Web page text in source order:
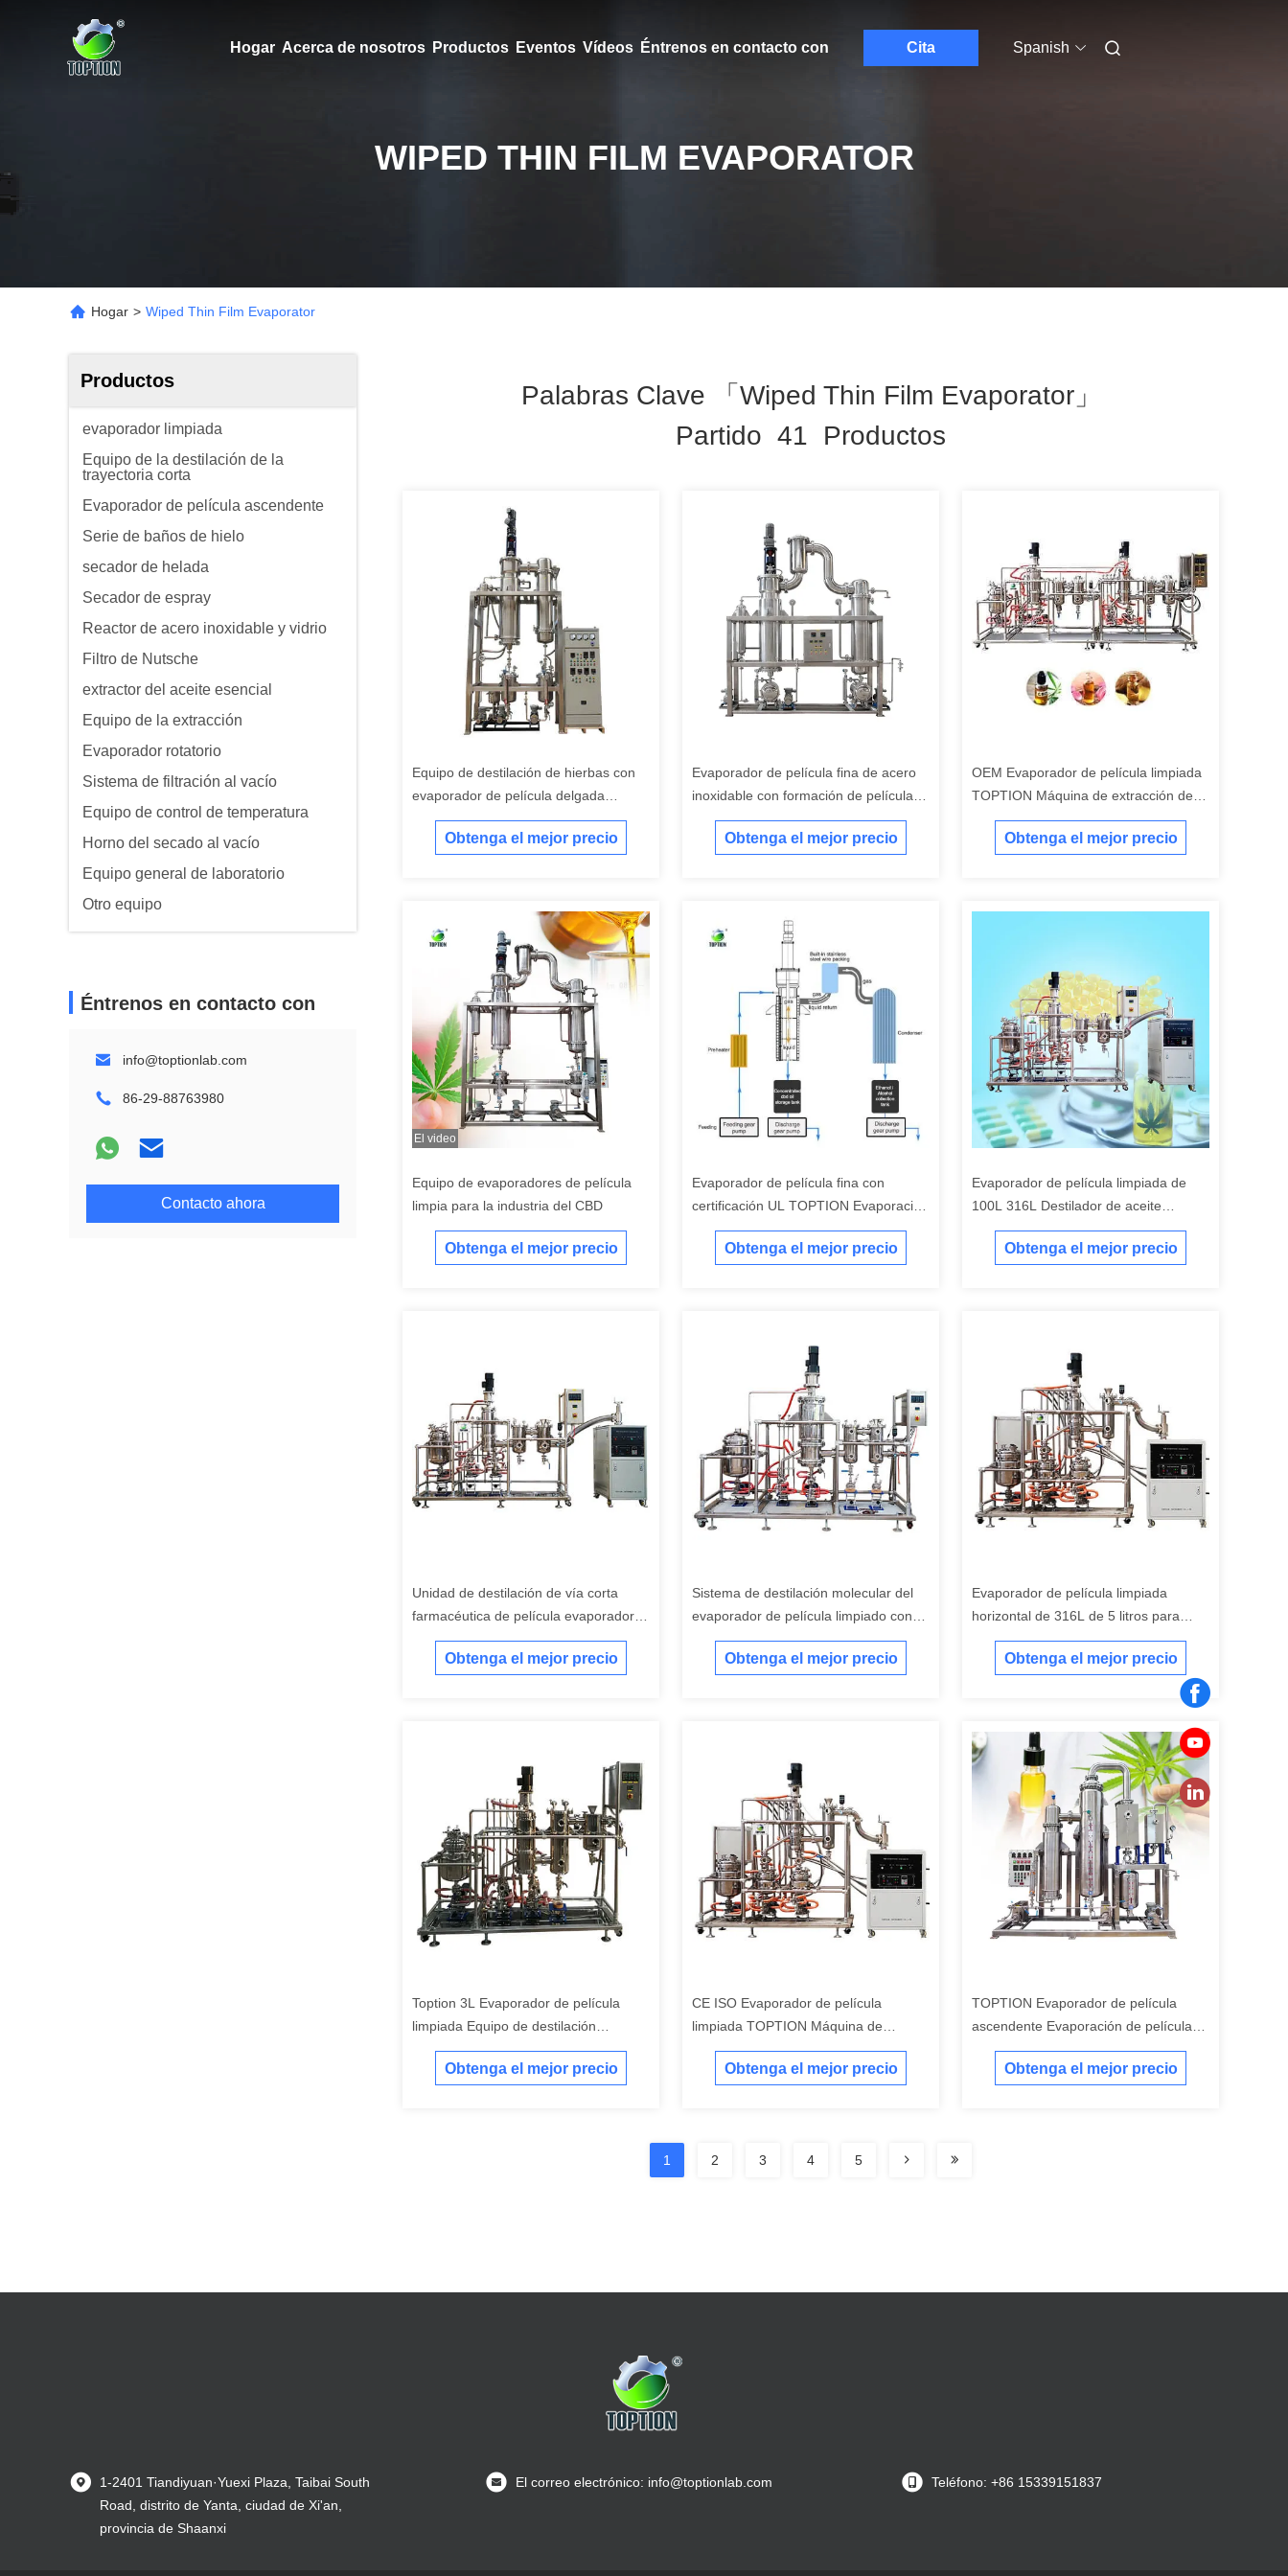
Hogar Acerca de nosotros Productos Eventos Vídeos Éntrenos en contacto con Cita Spanish
WIPED THIN FILM EVAPORATOR
Hogar > Wiped Thin Film Evaporator
Productos
evaporador limpiada
Equipo de la destilación de la
trayectoria corta
Evaporador de película ascendente
Serie de baños de hielo
secador de helada
Secador de espray
Reactor de acero inoxidable y vidrio
Filtro de Nutsche
extractor del aceite esencial
Equipo de la extracción
Evaporador rotatorio
Sistema de filtración al vacío
Equipo de control de temperatura
Horno del secado al vacío
Equipo general de laboratorio
Otro equipo
Éntrenos en contacto con
info@toptionlab.com
86-29-88763980
Contacto ahora
Palabras Clave 「wiped Thin Film Evaporator」
Partido 41 Productos
Equipo de destilación de hierbas con
evaporador de película delgada
limpiado 30L-200L
Obtenga el mejor precio
Evaporador de película fina de acero
inoxidable con formación de película
limpia y alimentación por bomba
Obtenga el mejor precio
OEM Evaporador de película limpiada
TOPTION Máquina de extracción de
aceite esencial industrial
Obtenga el mejor precio
El video
Equipo de evaporadores de película
limpia para la industria del CBD
Obtenga el mejor precio
Evaporador de película fina con
certificación UL TOPTION Evaporación
de película limpia
Obtenga el mejor precio
Evaporador de película limpiada de
100L 316L Destilador de aceite
esencial de acero inoxidable
Obtenga el mejor precio
Unidad de destilación de vía corta
farmacéutica de película evaporadora
limpiada con alto vacío
Obtenga el mejor precio
Sistema de destilación molecular del
evaporador de película limpiado con
depósito con chaqueta de 30L
Obtenga el mejor precio
Evaporador de película limpiada
horizontal de 316L de 5 litros para
destilación de vía corta
Obtenga el mejor precio
Toption 3L Evaporador de película
limpiada Equipo de destilación
molecular de laboratorio
Obtenga el mejor precio
CE ISO Evaporador de película
limpiada TOPTION Máquina de
destilación de aceite esencial
Obtenga el mejor precio
TOPTION Evaporador de película
ascendente Evaporación de película
ascendente vertical
Obtenga el mejor precio
1 2 3 4 5
1-2401 Tiandiyuan·Yuexi Plaza, Taibai South
Road, distrito de Yanta, ciudad de Xi'an,
provincia de Shaanxi
El correo electrónico: info@toptionlab.com Teléfono: +86 15339151837